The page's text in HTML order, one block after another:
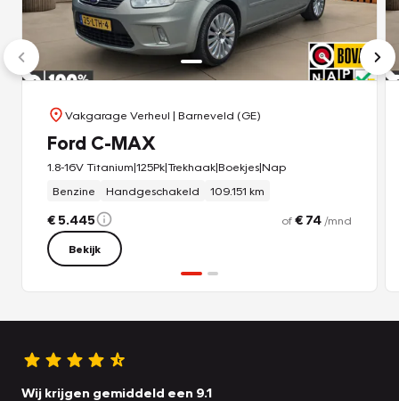
Vakgarage Verheul | Barneveld (GE)
Ford C-MAX
1.8-16V Titanium|125Pk|Trekhaak|Boekjes|Nap
Benzine
Handgeschakeld 109.151 km
€ 5.445 of€ 74 /mnd
Bekijk
Wij krijgen gemiddeld een 9.1